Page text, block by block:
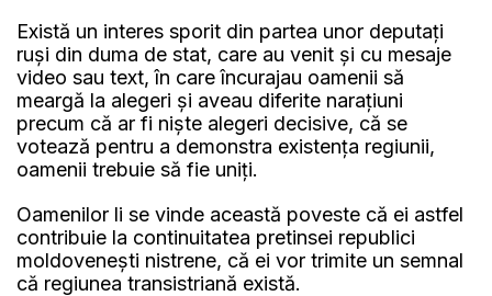
Există un interes sporit din partea unor deputați
ruși din duma de stat, care au venit și cu mesaje
video sau text, în care încurajau oamenii să
meargă la alegeri și aveau diferite narațiuni
precum că ar fi niște alegeri decisive, că se
votează pentru a demonstra existența regiunii,
oamenii trebuie să fie uniți.
Oamenilor li se vinde această poveste că ei astfel
contribuie la continuitatea pretinsei republici
moldovenești nistrene, că ei vor trimite un semnal
că regiunea transistriană există.